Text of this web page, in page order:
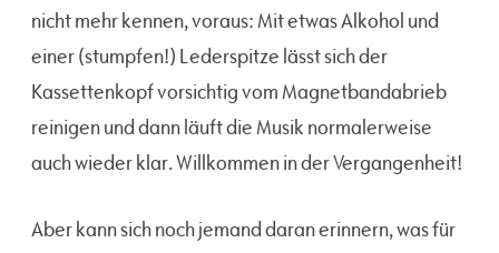
nicht mehr kennen, voraus: Mit etwas Alkohol und
einer (stumpfen!) Lederspitze lässt sich der
Kassettenkopf vorsichtig vom Magnetbandabrieb
reinigen und dann läuft die Musik normalerweise
auch wieder klar. Willkommen in der Vergangenheit!
Aber kann sich noch jemand daran erinnern, was für